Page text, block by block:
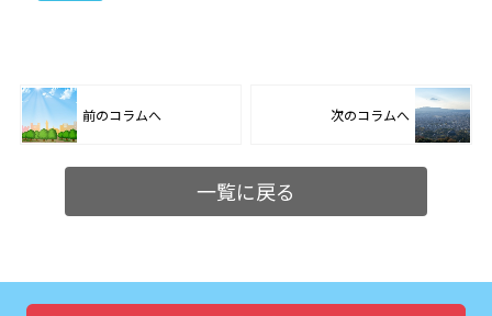
前のコラムへ 次のコラムへ
一覧に戻る